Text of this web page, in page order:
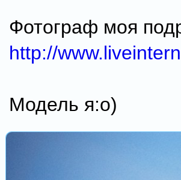
Фотограф моя
http://
Модель я:о)